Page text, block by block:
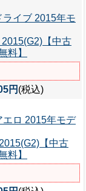
ライブ 2015年モ
【中古
料】
円 (税込)
エロ 2015年モデ
【中古
料】